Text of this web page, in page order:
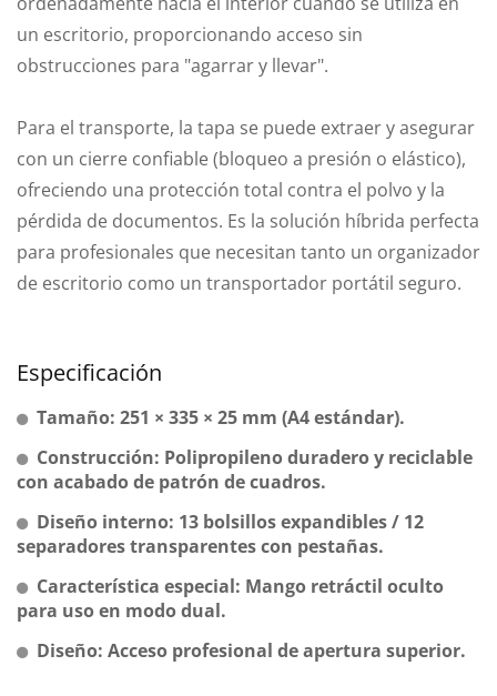
un escritorio, proporcionando acceso sin
obstrucciones para "agarrar y llevar".
Para el transporte, la tapa se puede extraer y asegurar
con un cierre confiable (bloqueo a presión o elástico),
ofreciendo una protección total contra el polvo y la
pérdida de documentos. Es la solución híbrida perfecta
para profesionales que necesitan tanto un organizador
de escritorio como un transportador portátil seguro.
Especificación
Tamaño: 251 × 335 × 25 mm (A4 estándar).
Construcción: Polipropileno duradero y reciclable
con acabado de patrón de cuadros.
Diseño interno: 13 bolsillos expandibles / 12
separadores transparentes con pestañas.
Característica especial: Mango retráctil oculto
para uso en modo dual.
Diseño: Acceso profesional de apertura superior.